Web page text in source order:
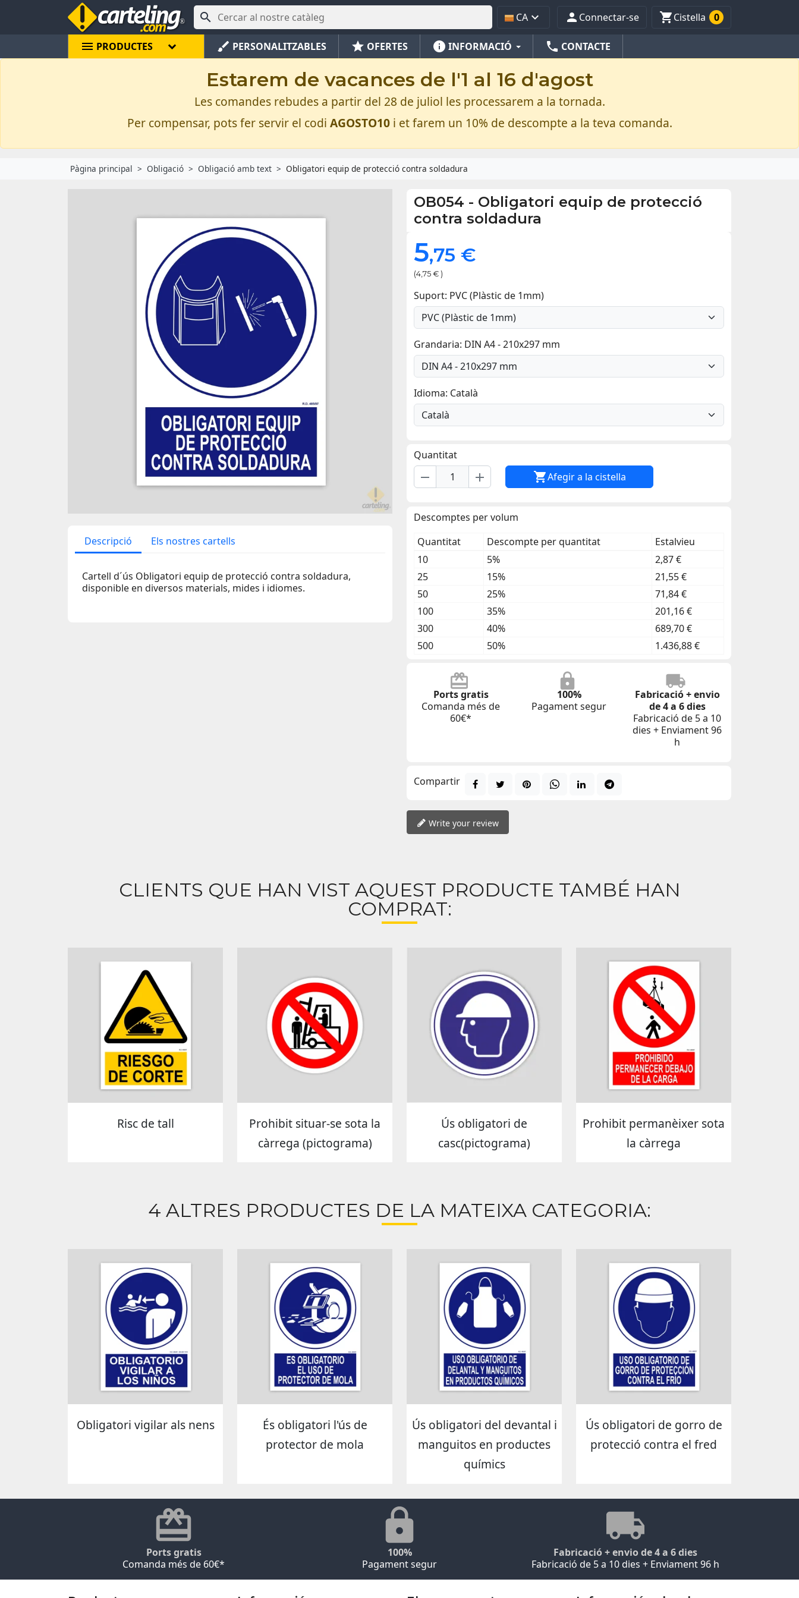
 CA  Connectar-se Cistella 0
menu PRODUCTES brush PERSONALITZABLES star OFERTES info INFORMACIÓ phone CONTACTE
Estarem de vacances de l'1 al 16 d'agost
Les comandes rebudes a partir del 28 de juliol les processarem a la tornada.
Per compensar, pots fer servir el codi AGOSTO10i et farem un 10% de descompte a la teva comanda.
Pàgina principal Obligació Obligació amb text Obligatori equip de protecció contra soldadura
Descripció Els nostres cartells
Cartell d´ús Obligatori equip de protecció contra soldadura,
disponible en diversos materials, mides i idiomes.
OB054 - Obligatori equip de protecció
contra soldadura
5,75 €
(4,75 € )
Suport: PVC (Plàstic de 1mm)
Grandaria: DIN A4 - 210x297 mm
Idioma: Català
Quantitat
remove add Afegir a la cistella
Descomptes per volum
Quantitat
Descompte per quantitat
Estalvieu
10
5%
2,87 €
25
15%
21,55 €
50
25%
71,84 €
100
35%
201,16 €
300
40%
689,70 €
500
50% 1.436,88 €
Ports gratis
Comanda més de
60€*
100%
Pagament segur
Fabricació + envio
de 4 a 6 dies
Fabricació de 5 a 10
dies + Enviament 96
h
Compartir
Write your review
CLIENTS QUE HAN VIST AQUEST PRODUCTE TAMBÉ HAN
COMPRAT:
Risc de tall
Prohibit situar-se sota la
càrrega (pictograma)
Ús obligatori de
casc(pictograma)
Prohibit permanèixer sota
la càrrega
4 ALTRES PRODUCTES DE LA MATEIXA CATEGORIA:
Obligatori vigilar als nens
És obligatori l'ús de
protector de mola
Ús obligatori del devantal i
manguitos en productes
químics
Ús obligatori de gorro de
protecció contra el fred
Ports gratis
Comanda més de 60€*
100%
Pagament segur
Fabricació + envio de 4 a 6 dies
Fabricació de 5 a 10 dies + Enviament 96 h